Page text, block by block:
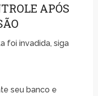
APÓS
foi invadida, siga
seu banco e